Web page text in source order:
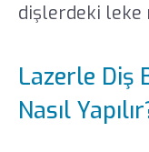
dişlerdeki
Lazerle Diş
Nasıl